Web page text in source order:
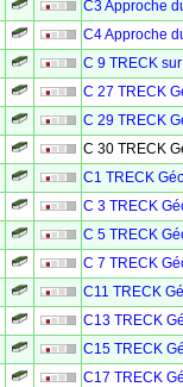
C3 Approche
C4 Approche
C 9 TRECK
C 27 TRECK
C 29 TRECK
C 30 TRECK
C1 TRECK
C 3 TRECK
C 5 TRECK
C 7 TRECK
C11 TRECK
C13 TRECK
C15 TRECK
C17 TRECK